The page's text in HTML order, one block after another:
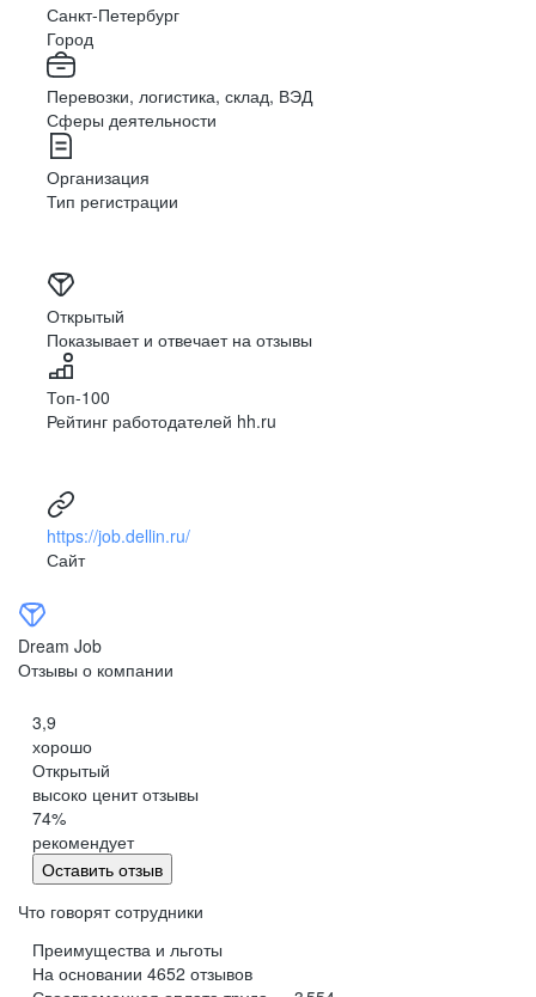
Санкт-Петербург
Город
Перевозки, логистика, склад, ВЭД
Сферы деятельности
Организация
Тип регистрации
Открытый
Показывает и отвечает на отзывы
Топ-100
Рейтинг работодателей hh.ru
https://job.dellin.ru/
Сайт
Dream Job
Отзывы о компании
3,9
хорошо
Открытый
высоко ценит отзывы
74%
рекомендует
Оставить отзыв
Что говорят сотрудники
Преимущества и льготы
На основании 4652 отзывов